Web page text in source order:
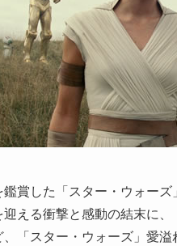
鑑賞した「スター・ウォー
える衝撃と感動の結末に、
、「スター・ウォーズ」愛溢